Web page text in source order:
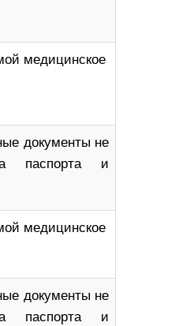
медицинское
документы не
паспорта и
медицинское
документы не
паспорта и